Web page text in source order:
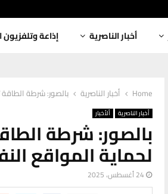
أخبار الناصرية إذاعة وتلفزيون
Home أخبار الناصرية بالصور: شرطة
أخبار الناصرية ألأخبار
بالصور: شرطة
لحماية المواقع
24 أغسطس، 2025